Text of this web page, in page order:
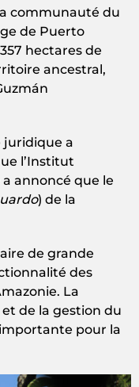
communauté du
de Puerto
hectares de
ancestral,
juridique a
l’Institut
annoncé que le
) de la
de grande
des
La
de la gestion du
pour la